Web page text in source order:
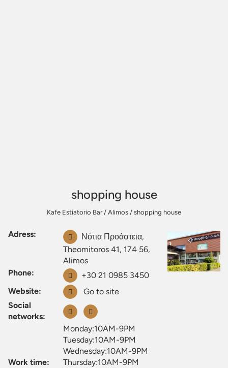
shopping house
Kafe Estiatorio Bar/ Alimos / shopping house
Adress:
Νότια Προάστεια,
Theomitoros 41, 174 56,
Alimos
Phone:
+30 21 0985 3450
Website:
Go to site
Social
networks:
Work time:
Monday:10AM-9PM
Tuesday:10AM-9PM
Wednesday:10AM-9PM
Thursday:10AM-9PM